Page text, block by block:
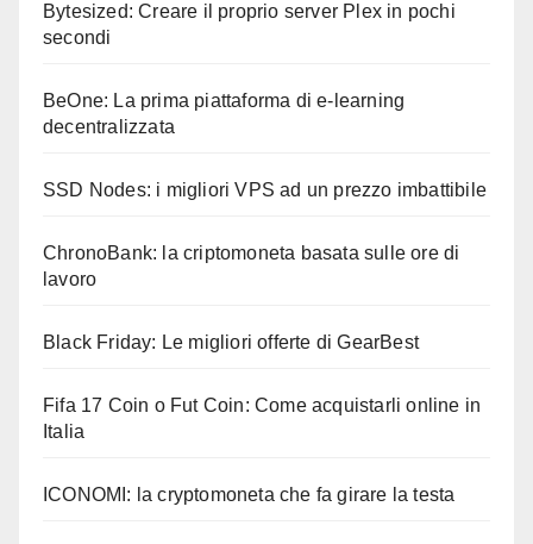
Bytesized: Creare il proprio server Plex in pochi
secondi
BeOne: La prima piattaforma di e-learning
decentralizzata
SSD Nodes: i migliori VPS ad un prezzo imbattibile
ChronoBank: la criptomoneta basata sulle ore di
lavoro
Black Friday: Le migliori offerte di GearBest
Fifa 17 Coin o Fut Coin: Come acquistarli online in
Italia
ICONOMI: la cryptomoneta che fa girare la testa